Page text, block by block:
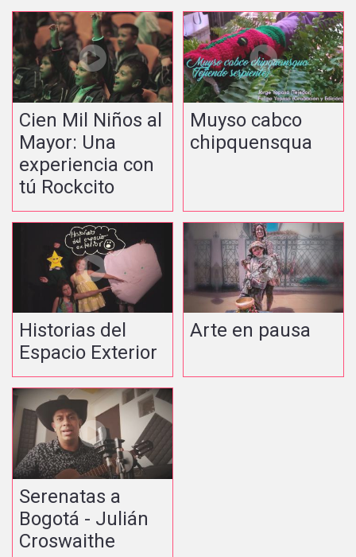
Cien Mil Niños al
Mayor: Una
experiencia con
tú Rockcito
Muyso cabco
chipquensqua
Historias del
Espacio Exterior
Arte en pausa
Serenatas a
Bogotá - Julián
Croswaithe